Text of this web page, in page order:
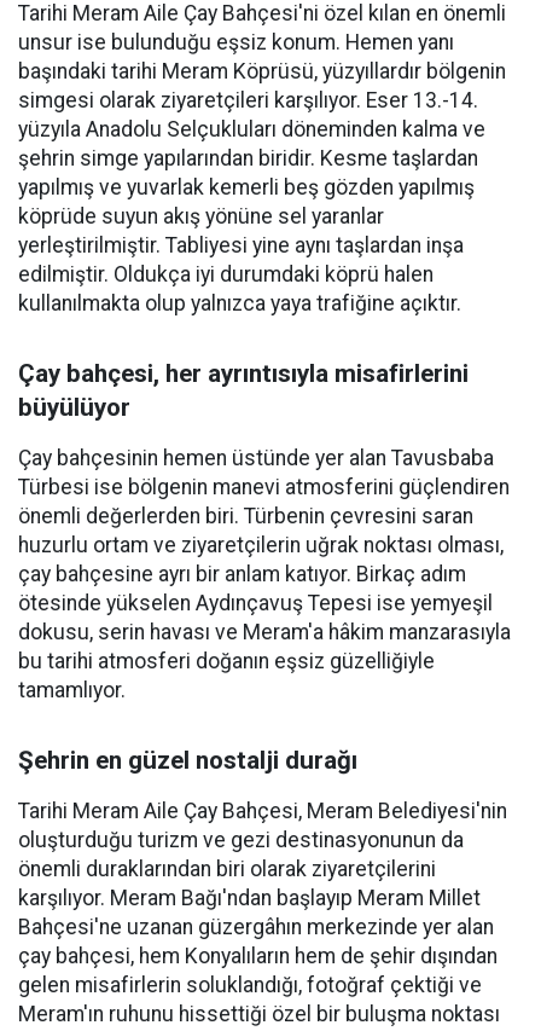
Tarihi Meram Aile Çay Bahçesi'ni özel kılan en önemli
unsur ise bulunduğu eşsiz konum. Hemen yanı
başındaki tarihi Meram Köprüsü, yüzyıllardır bölgenin
simgesi olarak ziyaretçileri karşılıyor. Eser 13.-14.
yüzyıla Anadolu Selçukluları döneminden kalma ve
şehrin simge yapılarından biridir. Kesme taşlardan
yapılmış ve yuvarlak kemerli beş gözden yapılmış
köprüde suyun akış yönüne sel yaranlar
yerleştirilmiştir. Tabliyesi yine aynı taşlardan inşa
edilmiştir. Oldukça iyi durumdaki köprü halen
kullanılmakta olup yalnızca yaya trafiğine açıktır.
Çay bahçesi, her ayrıntısıyla misafirlerini
büyülüyor
Çay bahçesinin hemen üstünde yer alan Tavusbaba
Türbesi ise bölgenin manevi atmosferini güçlendiren
önemli değerlerden biri. Türbenin çevresini saran
huzurlu ortam ve ziyaretçilerin uğrak noktası olması,
çay bahçesine ayrı bir anlam katıyor. Birkaç adım
ötesinde yükselen Aydınçavuş Tepesi ise yemyeşil
dokusu, serin havası ve Meram'a hâkim manzarasıyla
bu tarihi atmosferi doğanın eşsiz güzelliğiyle
tamamlıyor.
Şehrin en güzel nostalji durağı
Tarihi Meram Aile Çay Bahçesi, Meram Belediyesi'nin
oluşturduğu turizm ve gezi destinasyonunun da
önemli duraklarından biri olarak ziyaretçilerini
karşılıyor. Meram Bağı'ndan başlayıp Meram Millet
Bahçesi'ne uzanan güzergâhın merkezinde yer alan
çay bahçesi, hem Konyalıların hem de şehir dışından
gelen misafirlerin soluklandığı, fotoğraf çektiği ve
Meram'ın ruhunu hissettiği özel bir buluşma noktası